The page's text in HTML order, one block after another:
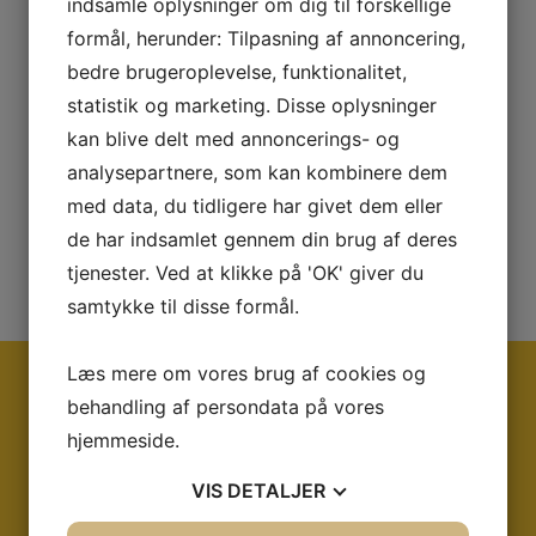
Tekstilnyt nr. 6 (august 2010)
TekstilNyt nr. 5 (april 2010)
TekstilNyt nr. 4 (november 2009)
TekstilNyt nr. 3 (maj 2009)
TekstilNyt nr. 2 (januar 2009)
TekstilNyt nr. 1 (februar 2008)
Ring og få en snak med os i dag på tlf:
+45 45 95 07 00
salg@strenometer.dk
Vi sidder altid klar med rådgivning og et godt
indsamle oplysninger om dig til forskellige
formål, herunder: Tilpasning af annoncering,
bedre brugeroplevelse, funktionalitet,
statistik og marketing. Disse oplysninger
kan blive delt med annoncerings- og
analysepartnere, som kan kombinere dem
med data, du tidligere har givet dem eller
de har indsamlet gennem din brug af deres
tjenester. Ved at klikke på 'OK' giver du
samtykke til disse formål.
Læs mere om vores brug af cookies og
behandling af persondata på vores
hjemmeside.
VIS DETALJER